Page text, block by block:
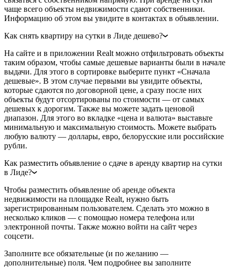
чаще всего объекты недвижимости сдают собственники.
Информацию об этом вы увидите в контактах в объявлении.
Как снять квартиру на сутки в Лиде дешево?
На сайте и в приложении Realt можно отфильтровать объекты
таким образом, чтобы самые дешевые варианты были в начале
выдачи. Для этого в сортировке выберите пункт «Сначала
дешевые». В этом случае первыми вы увидите объекты,
которые сдаются по договорной цене, а сразу после них
объекты будут отсортированы по стоимости — от самых
дешевых к дорогим. Также вы можете задать ценовой
диапазон. Для этого во вкладке «цена и валюта» выставьте
минимальную и максимальную стоимость. Можете выбрать
любую валюту — доллары, евро, белорусские или российские
рубли.
Как разместить объявление о сдаче в аренду квартир на сутки
в Лиде?
Чтобы разместить объявление об аренде объекта
недвижимости на площадке Realt, нужно быть
зарегистрированным пользователем. Сделать это можно в
несколько кликов — с помощью номера телефона или
электронной почты. Также можно войти на сайт через
соцсети.
Заполните все обязательные (и по желанию —
дополнительные) поля. Чем подробнее вы заполните